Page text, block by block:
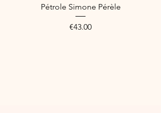
Pétrole Simone Pérèle
Price
€43.00